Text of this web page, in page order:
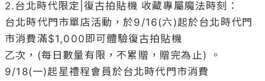
2.台北時代限定|復古拍貼機 收藏專屬魔法時刻：
台北時代門市單店活動，於9/16(六)起於台北時代門
市消費滿$1,000即可體驗復古拍貼機
乙次，(每日數量有限，不累贈，贈完為止) 。
9/18(一)起星禮程會員於台北時代門市消費